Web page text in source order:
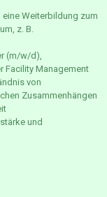
Weiterbildung zum
z. B.
(m/w/d),
Facility Management
von
Zusammenhängen
und